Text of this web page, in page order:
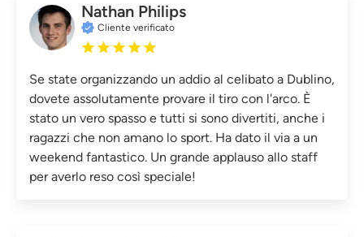
Nathan Philips
Cliente verificato
Se state organizzando un addio al celibato a Dublino,
dovete assolutamente provare il tiro con l'arco. È
stato un vero spasso e tutti si sono divertiti, anche i
ragazzi che non amano lo sport. Ha dato il via a un
weekend fantastico. Un grande applauso allo staff
per averlo reso così speciale!